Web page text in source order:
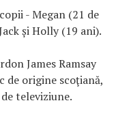
- Megan (21 de
și Holly (19 ani).
James Ramsay
de origine scoţiană,
televiziune.